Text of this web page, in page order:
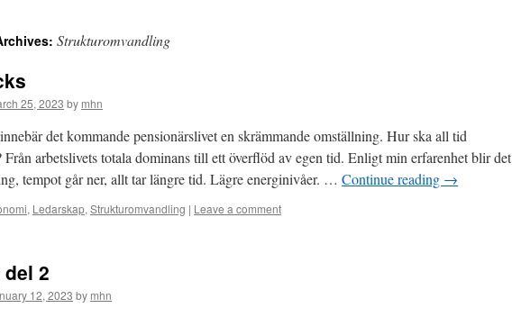
Strukturomvandling
25, 2023 by mhn
det kommande pensionärslivet en skrämmande omställning. Hur ska all tid
Från arbetslivets totala dominans till ett överflöd av egen tid. Enligt min erfarenhet blir det
tempot går ner, allt tar längre tid. Lägre energinivåer. … Continue reading →
, Ledarskap, Strukturomvandling | Leave a comment
2
12, 2023 by mhn